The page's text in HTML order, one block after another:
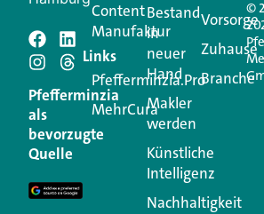
Schreiben Sie einen
Kommentar
Ihre E-Mail-Adresse wird nicht
Erforderliche Felder sind mit
Kommentar
Pfefferminzia
als
bevorzugte
Quelle
Content
Manufaktur
Links
Pfefferminzia.Pro
MehrCura
Bestand
in
neuer
Hand
Makler
werden
Künstliche
Intelligenz
Nachhaltigkeit
Vorsorge
Zuhause
Branche
©